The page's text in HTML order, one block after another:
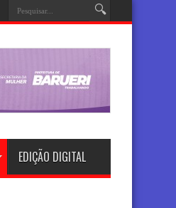
EDIÇÃO DIGITAL